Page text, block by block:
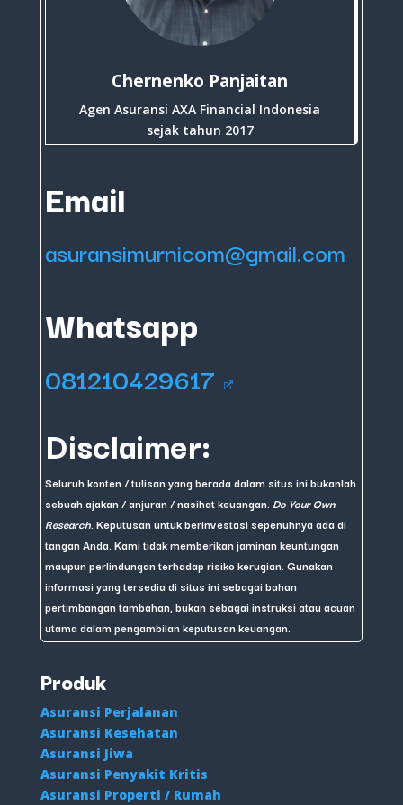
Chernenko Panjaitan
Agen Asuransi AXA Financial Indonesia
sejak tahun 2017
Email
asuransimurnicom@gmail.com
Whatsapp
081210429617
Disclaimer:
Seluruh konten / tulisan yang berada dalam situs ini bukanlah
sebuah ajakan / anjuran / nasihat keuangan. Do Your Own
Research . Keputusan untuk berinvestasi sepenuhnya ada di
tangan Anda. Kami tidak memberikan jaminan keuntungan
maupun perlindungan terhadap risiko kerugian. Gunakan
informasi yang tersedia di situs ini sebagai bahan
pertimbangan tambahan, bukan sebagai instruksi atau acuan
utama dalam pengambilan keputusan keuangan.
Produk
Asuransi Perjalanan
Asuransi Kesehatan
Asuransi Jiwa
Asuransi Penyakit Kritis
Asuransi Properti / Rumah